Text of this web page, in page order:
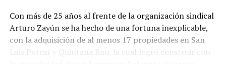
Con más de 25 años al frente de la organización sindical
Arturo Zayún se ha hecho de una fortuna inexplicable,
con la adquisición de al menos 17 propiedades en San
Luis Potosí y Quintana Roo, la cual logró construir con